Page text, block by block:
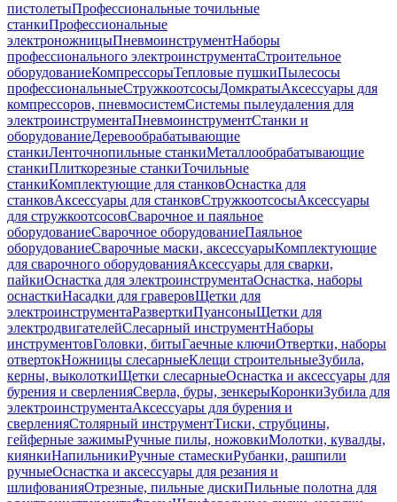
пистолетыПрофессиональные точильные
станкиПрофессиональные
электроножницыПневмоинструментНаборы
профессионального электроинструментаСтроительное
оборудованиеКомпрессорыТепловые пушкиПылесосы
профессиональныеСтружкоотсосыДомкратыАксессуары для
компрессоров, пневмосистемСистемы пылеудаления для
электроинструментаПневмоинструментСтанки и
оборудованиеДеревообрабатывающие
станкиЛенточнопильные станкиМеталлообрабатывающие
станкиПлиткорезные станкиТочильные
станкиКомплектующие для станковОснастка для
станковАксессуары для станковСтружкоотсосыАксессуары
для стружкоотсосовСварочное и паяльное
оборудованиеСварочное оборудованиеПаяльное
оборудованиеСварочные маски, аксессуарыКомплектующие
для сварочного оборудованияАксессуары для сварки,
пайкиОснастка для электроинструментаОснастка, наборы
оснасткиНасадки для граверовЩетки для
электроинструментаРазверткиПуансоныЩетки для
электродвигателейСлесарный инструментНаборы
инструментовГоловки, битыГаечные ключиОтвертки, наборы
отвертокНожницы слесарныеКлещи строительныеЗубила,
керны, выколоткиЩетки слесарныеОснастка и аксессуары для
бурения и сверленияСверла, буры, зенкерыКоронкиЗубила для
электроинструментаАксессуары для бурения и
сверленияСтолярный инструментТиски, струбцины,
гейферные зажимыРучные пилы, ножовкиМолотки, кувалды,
киянкиНапильникиРучные стамескиРубанки, рашпили
ручныеОснастка и аксессуары для резания и
шлифованияОтрезные, пильные дискиПильные полотна для